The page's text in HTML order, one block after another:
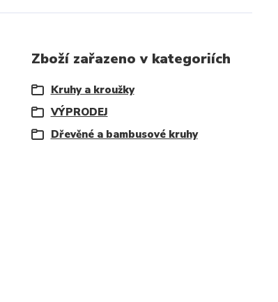
Zboží zařazeno v kategoriích
Kruhy a kroužky
VÝPRODEJ
Dřevěné a bambusové kruhy